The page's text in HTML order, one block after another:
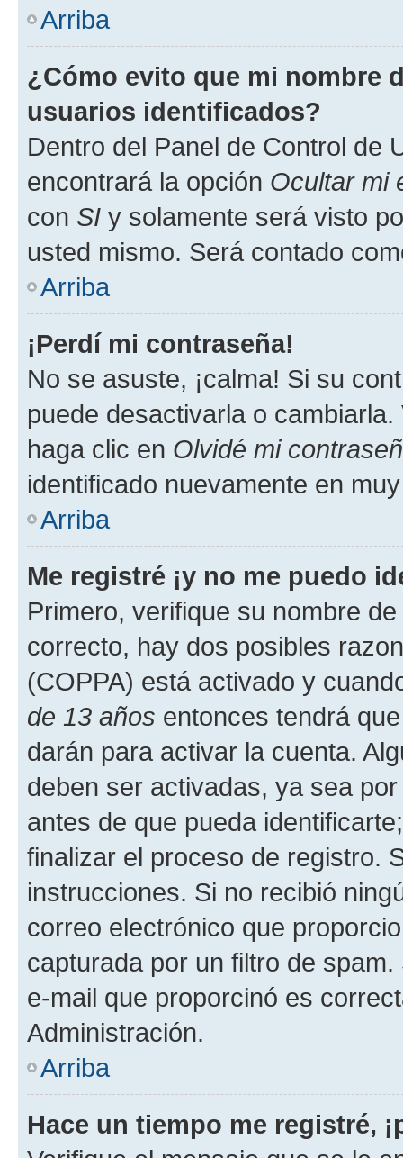
Arriba
¿Cómo evito que mi nombre
usuarios identificados?
Dentro del Panel de Control de
encontrará la opción Ocultar mi
con SI y solamente será visto
usted mismo. Será contado
Arriba
¡Perdí mi contraseña!
No se asuste, ¡calma! Si su
puede desactivarla o
haga clic en Olvidé mi
identificado nuevamente en
Arriba
Me registré ¡y no me puedo
Primero, verifique su nombre
correcto, hay dos posibles
(COPPA) está activado y
de 13 años entonces tendrá
darán para activar la cuenta.
deben ser activadas, ya sea
antes de que pueda
finalizar el proceso de registro.
instrucciones. Si no recibió
correo electrónico que
capturada por un filtro de
e-mail que proporcinó es
Administración.
Arriba
Hace un tiempo me registré,